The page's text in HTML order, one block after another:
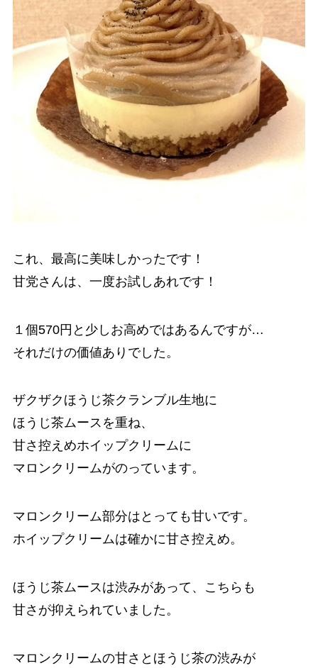
これ、最高に美味しかったです！
甘党さんは、一度お試しあれです！
１個570円と少しお高めではあるんですが…
それだけの価値ありでした。
ザクザクほうじ茶クランブル生地に
ほうじ茶ムースを重ね、
甘さ控えめホイップクリームに
マロンクリームがのっています。
マロンクリーム部分はとっても甘いです。
ホイップクリームは確かに甘さ控えめ。
ほうじ茶ムースは渋みがあって、こちらも
甘さが抑えられていました。
マロンクリームの甘さとほうじ茶の渋みが